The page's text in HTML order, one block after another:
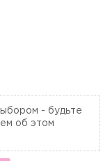
- будьте
об этом